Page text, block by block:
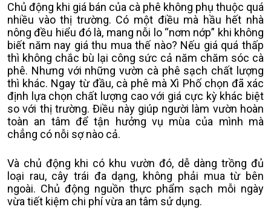
Chủ động khi giá bán của cà phê không phụ thuộc quá
nhiều vào thị trường. Có một điều mà hầu hết nhà
nông đều hiểu đó là, mang nỗi lo “nơm nớp” khi không
biết năm nay giá thu mua thế nào? Nếu giá quá thấp
thì không chắc bù lại công sức cả năm chăm sóc cà
phê. Nhưng với những vườn cà phê sạch chất lượng
thì khác. Ngay từ đầu, cà phê mà Xì Phố chọn đã xác
định lựa chọn chất lượng cao với giá cực kỳ khác biệt
so với thị trường. Điều này giúp người làm vườn hoàn
toàn an tâm để tận hưởng vụ mùa của mình mà
chẳng có nỗi sợ nào cả.
Và chủ động khi có khu vườn đó, dễ dàng trồng đủ
loại rau, cây trái đa dạng, không phải mua từ bên
ngoài. Chủ động nguồn thực phẩm sạch mỗi ngày
vừa tiết kiệm chi phí vừa an tâm sử dụng.